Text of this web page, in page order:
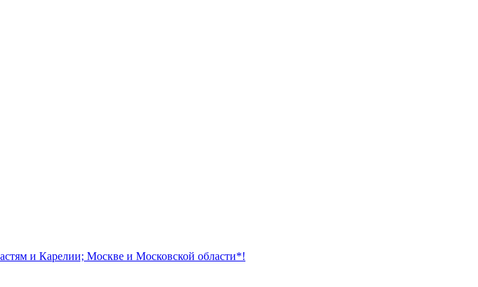
и Карелии; Москве и Московской области*!